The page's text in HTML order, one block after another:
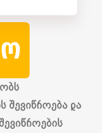
შევიწროება და